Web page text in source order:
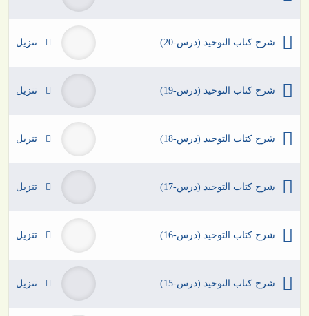
شرح كتاب التوحيد (درس-20) تنزيل
شرح كتاب التوحيد (درس-19) تنزيل
شرح كتاب التوحيد (درس-18) تنزيل
شرح كتاب التوحيد (درس-17) تنزيل
شرح كتاب التوحيد (درس-16) تنزيل
شرح كتاب التوحيد (درس-15) تنزيل